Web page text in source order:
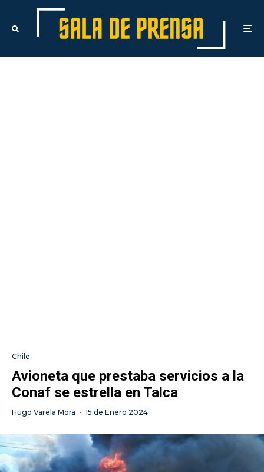
Chile
Avioneta que prestaba servicios a la
Conaf se estrella en Talca
Hugo Varela Mora · 15 de Enero 2024